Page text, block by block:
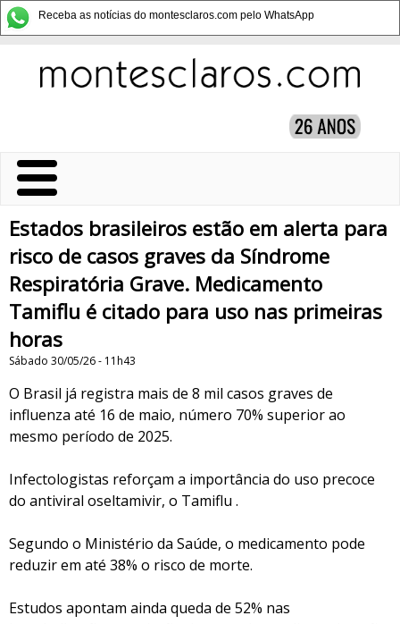
Receba as notícias do montesclaros.com pelo WhatsApp
Estados brasileiros estão em alerta para
risco de casos graves da Síndrome
Respiratória Grave. Medicamento
Tamiflu é citado para uso nas primeiras
horas
Sábado 30/05/26 - 11h43
O Brasil já registra mais de 8 mil casos graves de
influenza até 16 de maio, número 70% superior ao
mesmo período de 2025.
Infectologistas reforçam a importância do uso precoce
do antiviral oseltamivir, o Tamiflu .
Segundo o Ministério da Saúde, o medicamento pode
reduzir em até 38% o risco de morte.
Estudos apontam ainda queda de 52% nas